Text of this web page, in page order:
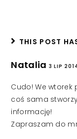
THIS POST
Natalia 3 LIP
Cudo! We wtorek
coś sama
informację!
Zapraszam do